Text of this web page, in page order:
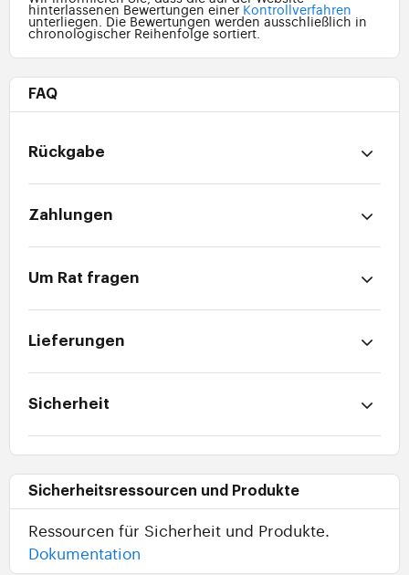
hinterlassenen Bewertungen einer Kontrollverfahren
unterliegen. Die Bewertungen werden ausschließlich in
chronologischer Reihenfolge sortiert.
FAQ
Rückgabe
Zahlungen
Um Rat fragen
Lieferungen
Sicherheit
Sicherheitsressourcen und Produkte
Ressourcen für Sicherheit und Produkte.
Dokumentation